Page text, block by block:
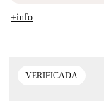
+info
VERIFICADA